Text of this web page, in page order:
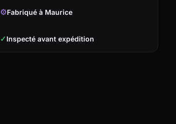
⚙Fabriqué à Maurice
✓Inspecté avant expédition